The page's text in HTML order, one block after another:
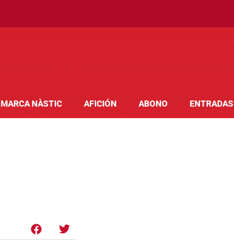
MARCA NÀSTIC AFICIÓN ABONO ENTRADAS